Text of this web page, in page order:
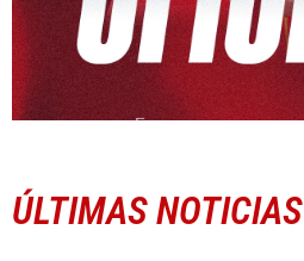
ÚLTIMAS NOTICIAS